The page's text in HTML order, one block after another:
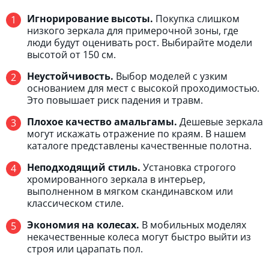
Игнорирование высоты. Покупка слишком
низкого зеркала для примерочной зоны, где
люди будут оценивать рост. Выбирайте модели
высотой от 150 см.
Неустойчивость. Выбор моделей с узким
основанием для мест с высокой проходимостью.
Это повышает риск падения и травм.
Плохое качество амальгамы. Дешевые зеркала
могут искажать отражение по краям. В нашем
каталоге представлены качественные полотна.
Неподходящий стиль. Установка строгого
хромированного зеркала в интерьер,
выполненном в мягком скандинавском или
классическом стиле.
Экономия на колесах. В мобильных моделях
некачественные колеса могут быстро выйти из
строя или царапать пол.